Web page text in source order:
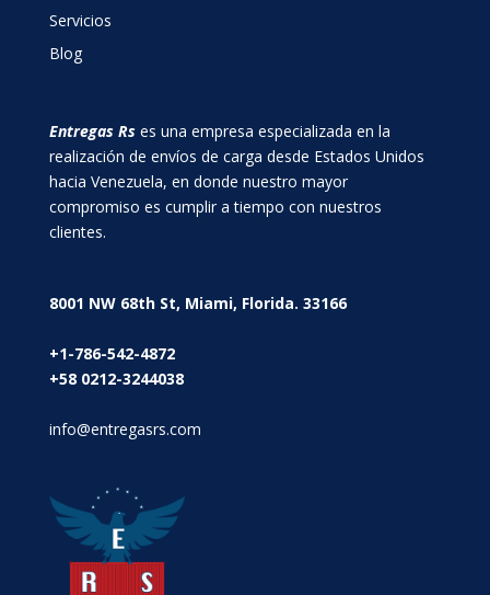
Servicios
Blog
Entregas Rses una empresa especializada en la
realización de envíos de carga desde Estados Unidos
hacia Venezuela, en donde nuestro mayor
compromiso es cumplir a tiempo con nuestros
clientes.
8001 NW 68th St, Miami, Florida. 33166
+1-786-542-4872
+58 0212-3244038
info@entregasrs.com